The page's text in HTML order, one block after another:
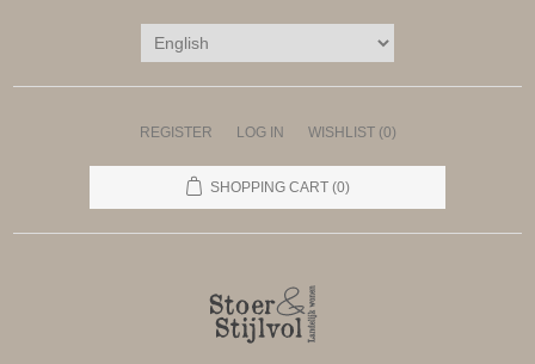
REGISTER LOG IN WISHLIST (0)
SHOPPING CART (0)